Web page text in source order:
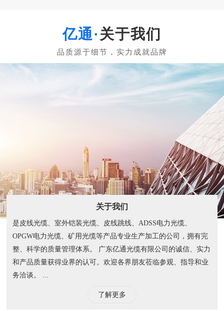
关于我们
关于我们
是皮线光缆、室外铠装光缆、皮线跳线、ADSS电力光缆、
OPGW电力光缆、矿用光缆等产品专业生产加工的公司，拥有完
整、科学的质量管理体系。 广东亿通光缆有限公司的诚信、实力
和产品质量获得业界的认可。欢迎各界朋友莅临参观、指导和业
务洽谈。 ...
了解更多